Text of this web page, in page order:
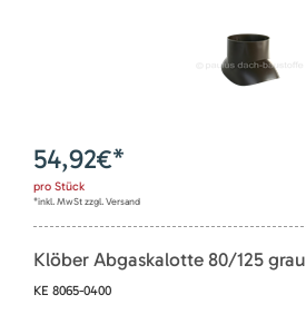
54,92€*
pro Stück
*inkl. MwSt zzgl. Versand
Klöber Abgaskalotte 80/125 grau
KE 8065-0400